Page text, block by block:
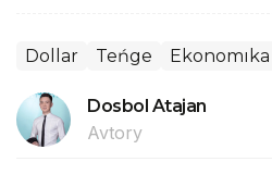
Dollar Teńge Ekonomıka
Dosbol Atajan
Avtory